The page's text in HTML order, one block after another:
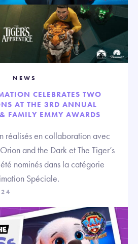
NEWS
CELEBRATES TWO
AT THE 3RD ANNUAL
FAMILY EMMY AWARDS
réalisés en collaboration avec
and the Dark et The Tiger’s
nominés dans la catégorie
Spéciale.